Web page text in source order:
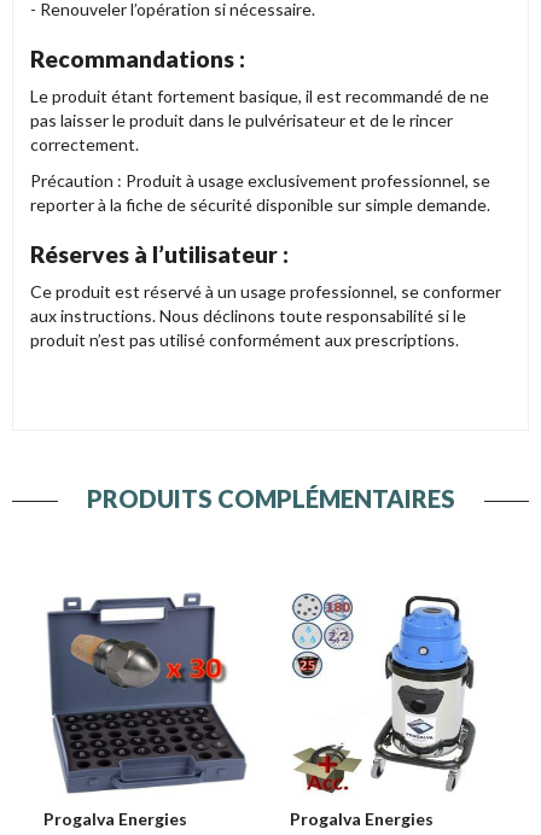
- Renouveler l’opération si nécessaire.
Recommandations :
Le produit étant fortement basique, il est recommandé de ne
pas laisser le produit dans le pulvérisateur et de le rincer
correctement.
Précaution : Produit à usage exclusivement professionnel, se
reporter à la fiche de sécurité disponible sur simple demande.
Réserves à l’utilisateur :
Ce produit est réservé à un usage professionnel, se conformer
aux instructions. Nous déclinons toute responsabilité si le
produit n’est pas utilisé conformément aux prescriptions.
PRODUITS COMPLÉMENTAIRES
Progalva Energies
Progalva Energies